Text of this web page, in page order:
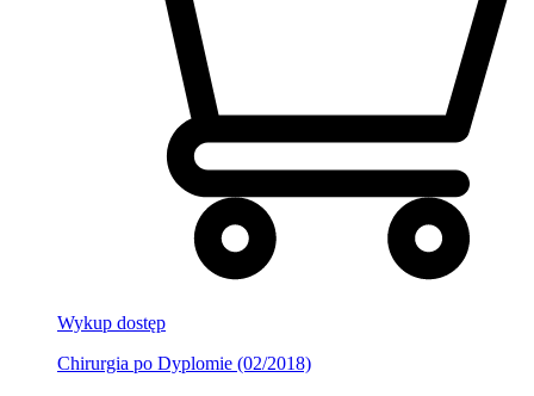
Wykup dostęp
Chirurgia po Dyplomie (02/2018)